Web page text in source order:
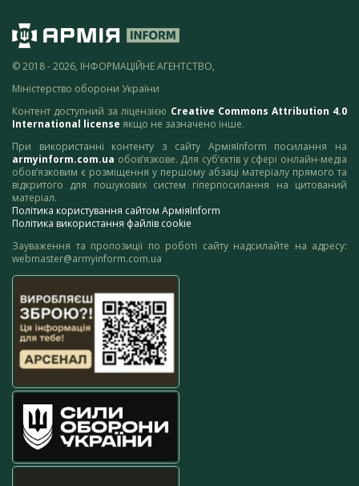
© 2018 - 2026, ІНФОРМАЦІЙНЕ АГЕНТСТВО,
Міністерство оборони України
Контент доступний за ліцензією Creative Commons Attribution 4.0
International license якщо не зазначено інше.
При використанні контенту з сайту АрміяInform посилання на
armyinform.com.ua обов’язкове. Для суб’єктів у сфері онлайн-медіа
обов’язковим є розміщення у першому абзаці матеріалу прямого та
відкритого для пошукових систем гіперпосилання на цитований
матеріал.
Політика користування сайтом АрміяInform
Політика використання файлів cookie
Зауваження та пропозиції по роботі сайту надсилайте на адресу:
webmaster@armyinform.com.ua